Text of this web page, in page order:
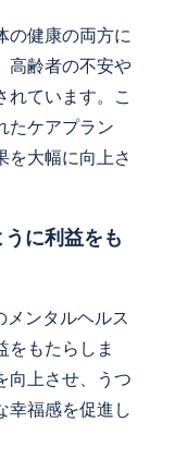
の健康の両方に
高齢者の不安や
れています。こ
たケアプラン
を大幅に向上さ
に利益をも
メンタルヘルス
をもたらしま
向上させ、うつ
幸福感を促進し